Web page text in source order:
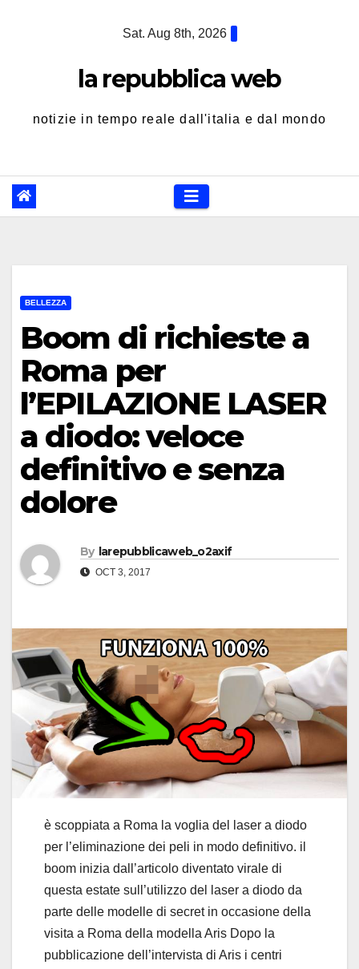
Sat. Aug 8th, 2026
la repubblica web
notizie in tempo reale dall'italia e dal mondo
BELLEZZA
Boom di richieste a
Roma per
l’EPILAZIONE LASER
a diodo: veloce
definitivo e senza
dolore
By larepubblicaweb_o2axif
OCT 3, 2017
è scoppiata a Roma la voglia del laser a diodo
per l’eliminazione dei peli in modo definitivo. il
boom inizia dall’articolo diventato virale di
questa estate sull’utilizzo del laser a diodo da
parte delle modelle di secret in occasione della
visita a Roma della modella Aris Dopo la
pubblicazione dell’intervista di Aris i centri